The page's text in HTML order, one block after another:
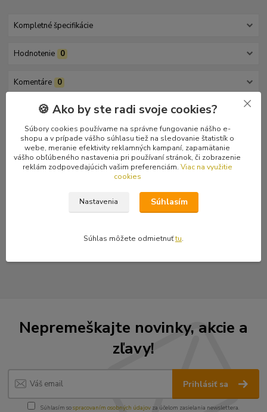
Kompletné špecifikácie
Hodnotenie 0
Komentáre 0
Kompletné špecifikácie
Vybíjanec na killer, obojok, opasok, bundu či vestu... Vyrobené zo
zliatiny, povrchová úprava farbou.
Tovar zaradený v kategóriách
Kovania a ozdoby z kovu
Nepremeškajte novinky, akcie a
zľavy!
Prihlásiť sa
Súhlasím sospracovaním osobných údajov za účelom zasielania newslettera.
🍪 Ako by ste radi svoje cookies?
Súbory cookies používame na správne fungovanie nášho e-
shopu a v prípade vášho súhlasu tiež na sledovanie štatistík o
webe, meranie efektivity reklamných kampaní, zapamätanie
vášho obľúbeného nastavenia pri používaní stránok, či zobrazenie
reklám zodpovedajúcich vašim preferenciám. Viac na využitie
cookies
Nastavenia Súhlasím
Súhlas môžete odmietnuťtu.